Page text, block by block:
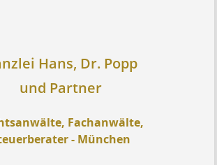
Hans, Dr. Popp
und Partner
Fachanwälte,
- München